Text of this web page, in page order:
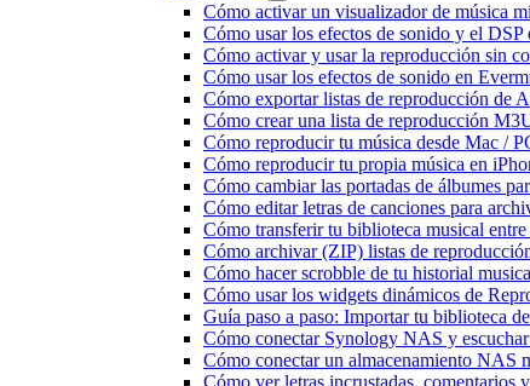
Cómo activar un visualizador de música
Cómo usar los efectos de sonido y el
Cómo activar y usar la reproducción sin
Cómo usar los efectos de sonido en
Cómo exportar listas de reproducción de
Cómo crear una lista de reproducción
Cómo reproducir tu música desde Mac /
Cómo reproducir tu propia música en
Cómo cambiar las portadas de álbumes
Cómo editar letras de canciones para
Cómo transferir tu biblioteca musical
Cómo archivar (ZIP) listas de
Cómo hacer scrobble de tu historial
Cómo usar los widgets dinámicos de
Guía paso a paso: Importar tu biblioteca
Cómo conectar Synology NAS y
Cómo conectar un almacenamiento NAS
Cómo ver letras incrustadas,